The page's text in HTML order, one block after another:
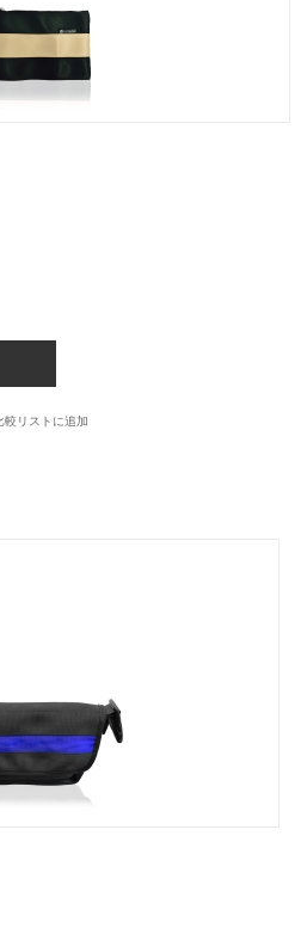
較リストに追加